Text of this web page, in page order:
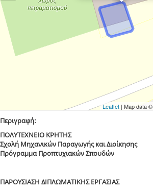
Leaflet| Map data ©
Περιγραφή:
ΠΟΛΥΤΕΧΝΕΙΟ ΚΡΗΤΗΣ
Σχολή Μηχανικών Παραγωγής και Διοίκησης
Πρόγραμμα Προπτυχιακών Σπουδών
ΠΑΡΟΥΣΙΑΣΗ ΔΙΠΛΩΜΑΤΙΚΗΣ ΕΡΓΑΣΙΑΣ